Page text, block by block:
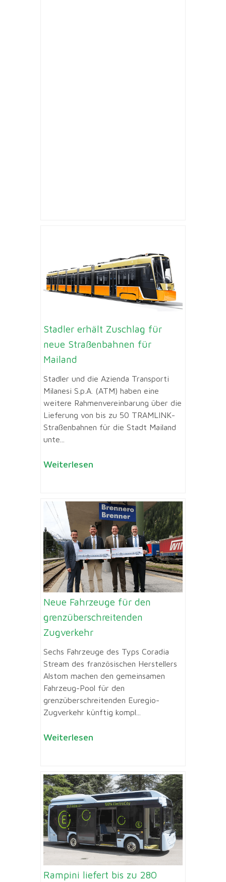
Stadler erhält Zuschlag für
neue Straßenbahnen für
Mailand
Stadler und die Azienda Transporti
Milanesi S.p.A. (ATM) haben eine
weitere Rahmenvereinbarung über die
Lieferung von bis zu 50 TRAMLINK-
Straßenbahnen für die Stadt Mailand
unte...
Weiterlesen
Neue Fahrzeuge für den
grenzüberschreitenden
Zugverkehr
Sechs Fahrzeuge des Typs Coradia
Stream des französischen Herstellers
Alstom machen den gemeinsamen
Fahrzeug-Pool für den
grenzüberschreitenden Euregio-
Zugverkehr künftig kompl...
Weiterlesen
Rampini liefert bis zu 280